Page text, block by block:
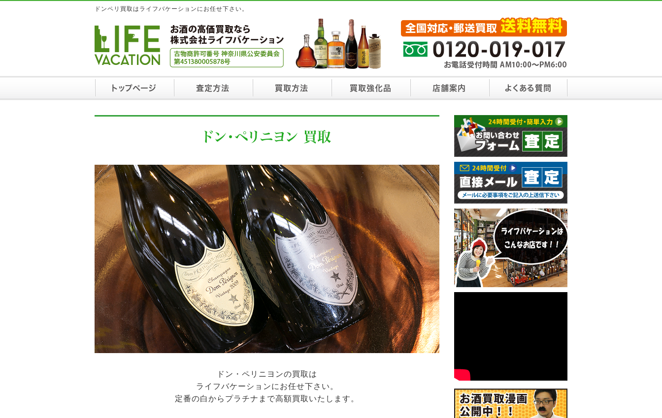
ドンペリ買取はライフバケーションにお任せ下さい。
トップページ 査定方法 買取方法 買取強化品 店舗案内 よくある質問
ドン・ペリニヨン 買取
ドン・ペリニヨンの買取は
ライフバケーションにお任せ下さい。
定番の白からプラチナまで高額買取いたします。